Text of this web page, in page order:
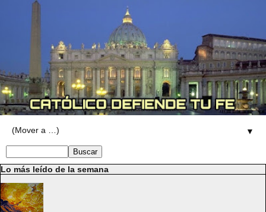
▼
Lo más leído de la semana